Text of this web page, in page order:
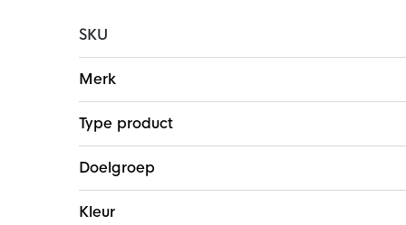
SKU
informatie
Merk
Type product
Doelgroep
Kleur